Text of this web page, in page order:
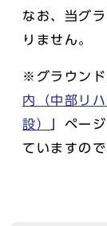
なお、当グ
りません。
※グラウンド
内（中部リ
設）
」ペー
ていますの